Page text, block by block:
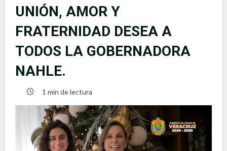
UNIÓN, AMOR Y
FRATERNIDAD DESEA A
TODOS LA GOBERNADORA
NAHLE.
1 min de lectura